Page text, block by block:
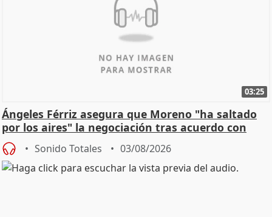
03:25
Ángeles Férriz asegura que Moreno "ha saltado
por los aires" la negociación tras acuerdo con
SMA
Sonido Totales 03/08/2026